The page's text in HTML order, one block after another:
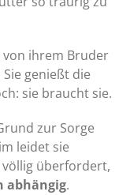
von ihrem Bruder
genießt die
sie braucht sie.
zur Sorge
leidet sie
völlig überfordert,
abhängig.